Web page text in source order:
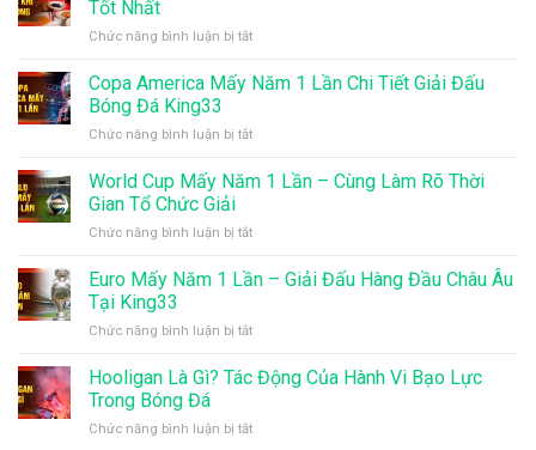
Tốt Nhất
Chức năng bình luận bị tắtở
Ăn
Khi
Bóng
Bảo
Lực
Copa America Mấy Năm 1 Lần Chi Tiết Giải Đấu
Bóng Đá King33
Chức năng bình luận bị tắtở
America
1
Chi
Đấu
Đá
World Cup Mấy Năm 1 Lần – Cùng Làm Rõ Thời
Gian Tổ Chức Giải
Chức năng bình luận bị tắtở
Cup
1
–
Rõ
Euro Mấy Năm 1 Lần – Giải Đấu Hàng Đầu Châu Âu
Tại King33
Chức năng bình luận bị tắtở
Mấy
Năm
Lần
Hooligan Là Gì? Tác Động Của Hành Vi Bạo Lực
Trong Bóng Đá
Chức năng bình luận bị tắtở